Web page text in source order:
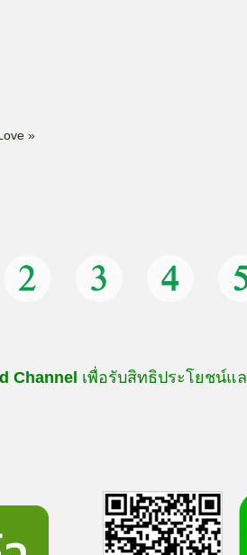
»
Channel เพื่อรับสิทธิประโยชน์แ